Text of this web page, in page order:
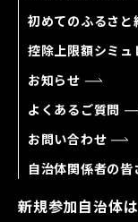
初めてのふるさと
控除上限額シミュ
お知らせ
よくあるご質問
お問い合わせ
自治体関係者の皆
新規参加自治体